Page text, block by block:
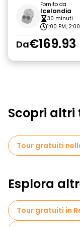
Fornito da
Icelandia
30 minuti
1:00 PM,
Da€169.93
Scopri altri
Tour gratuiti
Esplora
Tour gratuiti in